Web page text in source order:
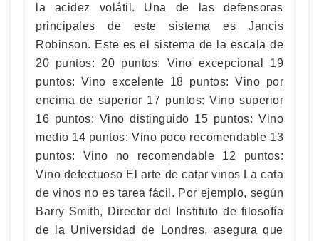
la acidez volátil. Una de las defensoras
principales de este sistema es Jancis
Robinson. Este es el sistema de la escala de
20 puntos: 20 puntos: Vino excepcional 19
puntos: Vino excelente 18 puntos: Vino por
encima de superior 17 puntos: Vino superior
16 puntos: Vino distinguido 15 puntos: Vino
medio 14 puntos: Vino poco recomendable 13
puntos: Vino no recomendable 12 puntos:
Vino defectuoso El arte de catar vinos La cata
de vinos no es tarea fácil. Por ejemplo, según
Barry Smith, Director del Instituto de filosofía
de la Universidad de Londres, asegura que